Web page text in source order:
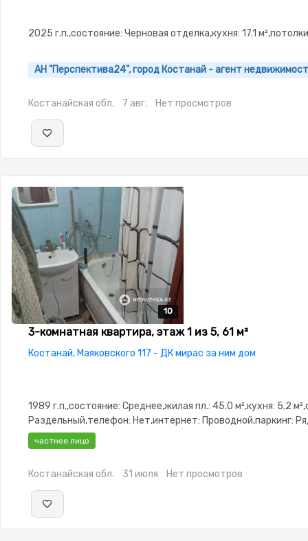
2025 г.п.,состояние: Черновая отделка,кухня: 17.1
АН "Перспектива24", город Костанай - агент
Костанайская обл. 7 авг. Нет просмотров
10
10
10
10
10
3-комнатная квартира, этаж 1 из 5, 61 м²
Костанай, Маяковского 117 - ДК мирас за ним дом
1989 г.п.,состояние: Среднее,жилая пл.: 45.0 м²,кухня: 5.2
Раздельный,телефон: Нет,интернет: Проводной,паркинг:
охраняемая стоянка,Решетки на
окна,Неугловая,Комнаты изолированы,Кладовка,Тихий двор
частное лицо
Костанайская обл. 31 июля Нет просмотров